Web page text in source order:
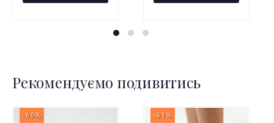
Рекомендуємо подивитись
-60% -61%